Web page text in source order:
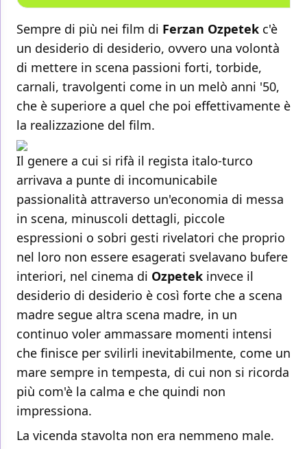
Sempre di più nei film di Ferzan Ozpetek c'è
un desiderio di desiderio, ovvero una volontà
di mettere in scena passioni forti, torbide,
carnali, travolgenti come in un melò anni '50,
che è superiore a quel che poi effettivamente è
la realizzazione del film.
Il genere a cui si rifà il regista italo-turco
arrivava a punte di incomunicabile
passionalità attraverso un'economia di messa
in scena, minuscoli dettagli, piccole
espressioni o sobri gesti rivelatori che proprio
nel loro non essere esagerati svelavano bufere
interiori, nel cinema di Ozpetek invece il
desiderio di desiderio è così forte che a scena
madre segue altra scena madre, in un
continuo voler ammassare momenti intensi
che finisce per svilirli inevitabilmente, come un
mare sempre in tempesta, di cui non si ricorda
più com'è la calma e che quindi non
impressiona.
La vicenda stavolta non era nemmeno male.